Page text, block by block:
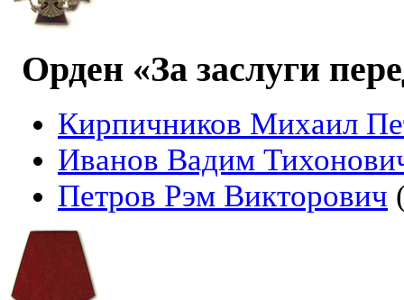
Орден «За заслуги
Кирпичников Михаил
Иванов Вадим
Петров Рэм Викторович